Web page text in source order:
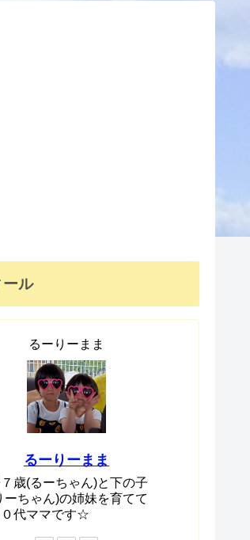
ール
るーりーまま
るーりーまま
７歳(るーちゃん)と下の子
ーちゃん)の姉妹を育てて
代ママです☆